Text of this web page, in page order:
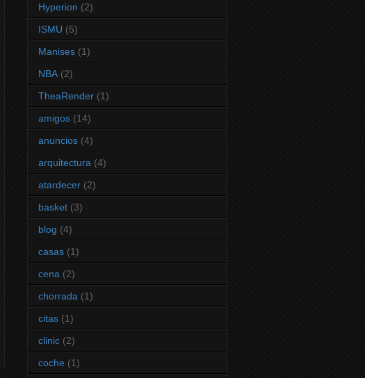
Hyperion (2)
ISMU (5)
Manises (1)
NBA (2)
TheaRender (1)
amigos (14)
anuncios (4)
arquitectura (4)
atardecer (2)
basket (3)
blog (4)
casas (1)
cena (2)
chorrada (1)
citas (1)
clinic (2)
coche (1)